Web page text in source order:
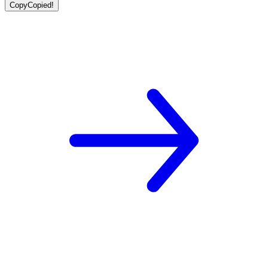
CopyCopied!